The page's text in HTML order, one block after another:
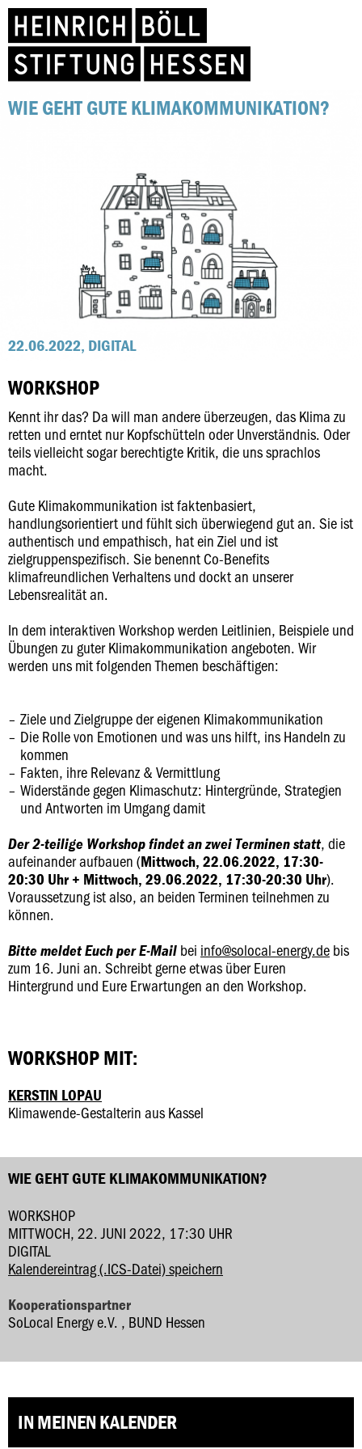
WIE GEHT GUTE KLIMAKOMMUNIKATION?
22.06.2022, DIGITAL
WORKSHOP
Kennt ihr das? Da will man andere überzeugen, das Klima zu
retten und erntet nur Kopfschütteln oder Unverständnis. Oder
teils vielleicht sogar berechtigte Kritik, die uns sprachlos
macht.
Gute Klimakommunikation ist faktenbasiert,
handlungsorientiert und fühlt sich überwiegend gut an. Sie ist
authentisch und empathisch, hat ein Ziel und ist
zielgruppenspezifisch. Sie benennt Co-Benefits
klimafreundlichen Verhaltens und dockt an unserer
Lebensrealität an.
In dem interaktiven Workshop werden Leitlinien, Beispiele und
Übungen zu guter Klimakommunikation angeboten. Wir
werden uns mit folgenden Themen beschäftigen:
Ziele und Zielgruppe der eigenen Klimakommunikation
Die Rolle von Emotionen und was uns hilft, ins Handeln zu
kommen
Fakten, ihre Relevanz & Vermittlung
Widerstände gegen Klimaschutz: Hintergründe, Strategien
und Antworten im Umgang damit
Der 2-teilige Workshop findet an zwei Terminen statt, die
aufeinander aufbauen (Mittwoch, 22.06.2022, 17:30-
20:30 Uhr + Mittwoch, 29.06.2022, 17:30-20:30 Uhr).
Voraussetzung ist also, an beiden Terminen teilnehmen zu
können.
Bitte meldet Euch per E-Mail bei info@solocal-energy.de bis
zum 16. Juni an. Schreibt gerne etwas über Euren
Hintergrund und Eure Erwartungen an den Workshop.
WORKSHOP MIT:
KERSTIN LOPAU
Klimawende-Gestalterin aus Kassel
WIE GEHT GUTE KLIMAKOMMUNIKATION?
WORKSHOP
MITTWOCH, 22. JUNI 2022, 17:30 UHR
DIGITAL
Kalendereintrag (.ICS-Datei) speichern
Kooperationspartner
SoLocal Energy e.V. , BUND Hessen
IN MEINEN KALENDER